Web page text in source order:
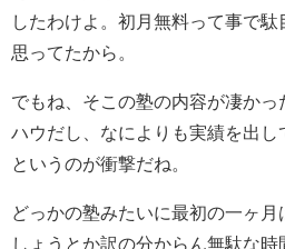
したわけよ。初月無料って事で
思ってたから。
でもね、そこの塾の内容が凄かっ
ハウだし、なによりも実績を出し
というのが衝撃だね。
どっかの塾みたいに最初の一ヶ月
しょうとか訳の分からん無駄な